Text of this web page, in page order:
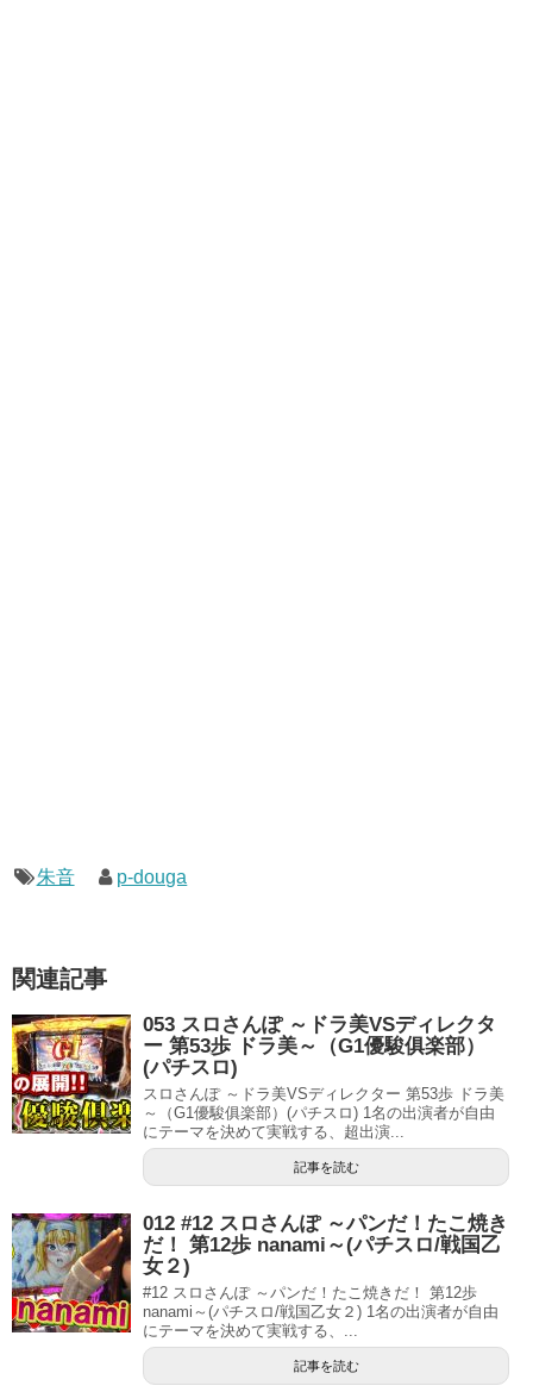
朱音 p-douga
関連記事
053 スロさんぽ ～ドラ美VSディレクタ
ー 第53歩 ドラ美～（G1優駿俱楽部）
(パチスロ)
スロさんぽ ～ドラ美VSディレクター 第53歩 ドラ美
～（G1優駿俱楽部）(パチスロ) 1名の出演者が自由
にテーマを決めて実戦する、超出演...
記事を読む
012 #12 スロさんぽ ～パンだ！たこ焼き
だ！ 第12歩 nanami～(パチスロ/戦国乙
女２)
#12 スロさんぽ ～パンだ！たこ焼きだ！ 第12歩
nanami～(パチスロ/戦国乙女２) 1名の出演者が自由
にテーマを決めて実戦する、...
記事を読む